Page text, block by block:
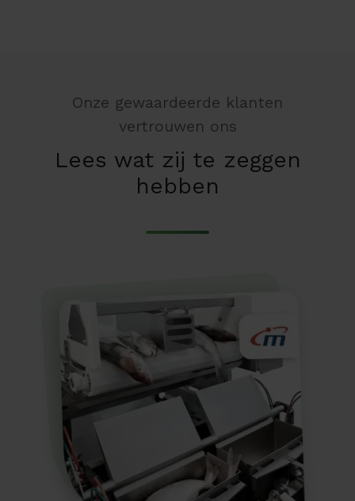
Onze gewaardeerde klanten
vertrouwen ons
Lees wat zij te zeggen
hebben